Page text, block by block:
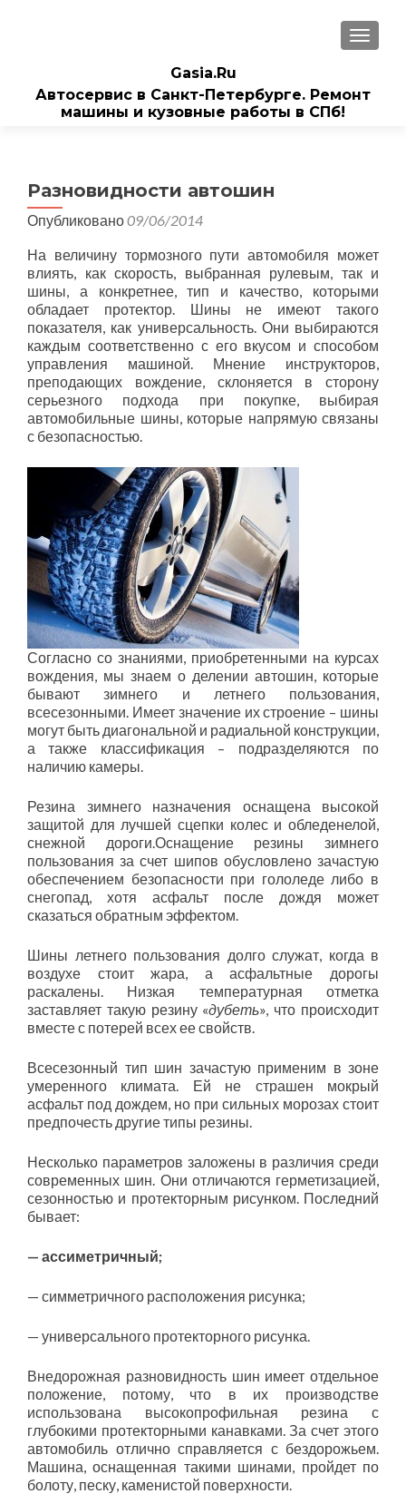
Gasia.Ru
Автосервис в Санкт-Петербурге. Ремонт
машины и кузовные работы в СПб!
Разновидности автошин
Опубликовано09/06/2014
На величину тормозного пути автомобиля может
влиять, как скорость, выбранная рулевым, так и
шины, а конкретнее, тип и качество, которыми
обладает протектор. Шины не имеют такого
показателя, как универсальность. Они выбираются
каждым соответственно с его вкусом и способом
управления машиной. Мнение инструкторов,
преподающих вождение, склоняется в сторону
серьезного подхода при покупке, выбирая
автомобильные шины, которые напрямую связаны
с безопасностью.
Согласно со знаниями, приобретенными на курсах
вождения, мы знаем о делении автошин, которые
бывают зимнего и летнего пользования,
всесезонными. Имеет значение их строение – шины
могут быть диагональной и радиальной конструкции,
а также классификация – подразделяются по
наличию камеры.
Резина зимнего назначения оснащена высокой
защитой для лучшей сцепки колес и обледенелой,
снежной дороги.Оснащение резины зимнего
пользования за счет шипов обусловлено зачастую
обеспечением безопасности при гололеде либо в
снегопад, хотя асфальт после дождя может
сказаться обратным эффектом.
Шины летнего пользования долго служат, когда в
воздухе стоит жара, а асфальтные дорогы
раскалены. Низкая температурная отметка
заставляет такую резину «дубеть», что происходит
вместе с потерей всех ее свойств.
Всесезонный тип шин зачастую применим в зоне
умеренного климата. Ей не страшен мокрый
асфальт под дождем, но при сильных морозах стоит
предпочесть другие типы резины.
Несколько параметров заложены в различия среди
современных шин. Они отличаются герметизацией,
сезонностью и протекторным рисунком. Последний
бывает:
— ассиметричный;
— симметричного расположения рисунка;
— универсального протекторного рисунка.
Внедорожная разновидность шин имеет отдельное
положение, потому, что в их производстве
использована высокопрофильная резина с
глубокими протекторными канавками. За счет этого
автомобиль отлично справляется с бездорожьем.
Машина, оснащенная такими шинами, пройдет по
болоту, песку, каменистой поверхности.